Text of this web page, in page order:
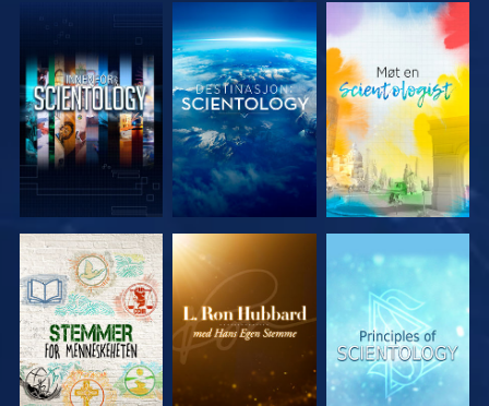
UTFORSK
SERIEN
UTFORSK
SERIEN
UTFORSK
SERIEN